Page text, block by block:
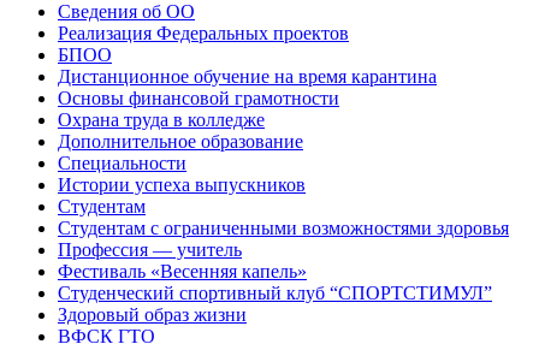
Сведения об ОО
Реализация Федеральных проектов
БПОО
Дистанционное обучение на время карантина
Основы финансовой грамотности
Охрана труда в колледже
Дополнительное образование
Специальности
Истории успеха выпускников
Студентам
Студентам с ограниченными возможностями здоровья
Профессия — учитель
Фестиваль «Весенняя капель»
Студенческий спортивный клуб “СПОРТСТИМУЛ”
Здоровый образ жизни
ВФСК ГТО